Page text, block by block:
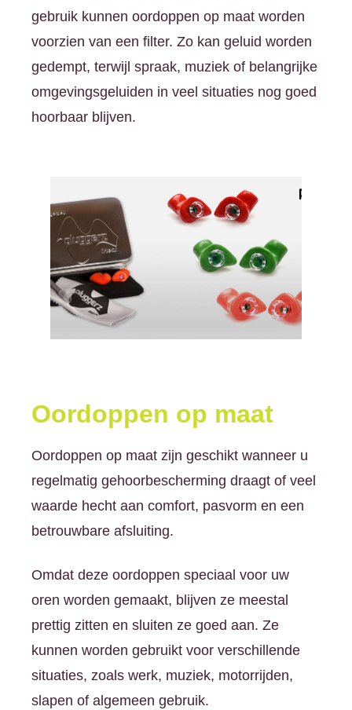
gebruik kunnen oordoppen op maat worden
voorzien van een filter. Zo kan geluid worden
gedempt, terwijl spraak, muziek of belangrijke
omgevingsgeluiden in veel situaties nog goed
hoorbaar blijven.
Oordoppen op maat
Oordoppen op maat zijn geschikt wanneer u
regelmatig gehoorbescherming draagt of veel
waarde hecht aan comfort, pasvorm en een
betrouwbare afsluiting.
Omdat deze oordoppen speciaal voor uw
oren worden gemaakt, blijven ze meestal
prettig zitten en sluiten ze goed aan. Ze
kunnen worden gebruikt voor verschillende
situaties, zoals werk, muziek, motorrijden,
slapen of algemeen gebruik.